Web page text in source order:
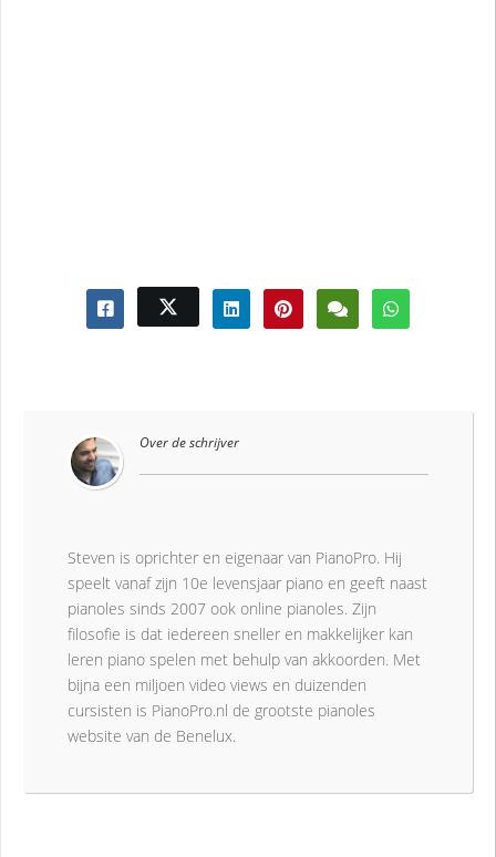
Over de schrijver
Steven is oprichter en eigenaar van PianoPro. Hij
speelt vanaf zijn 10e levensjaar piano en geeft naast
pianoles sinds 2007 ook online pianoles. Zijn
filosofie is dat iedereen sneller en makkelijker kan
leren piano spelen met behulp van akkoorden. Met
bijna een miljoen video views en duizenden
cursisten is PianoPro.nl de grootste pianoles
website van de Benelux.